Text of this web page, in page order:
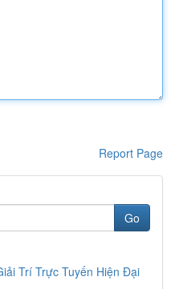
Report Page
Go
Trí Trực Tuyến Hiện Đại